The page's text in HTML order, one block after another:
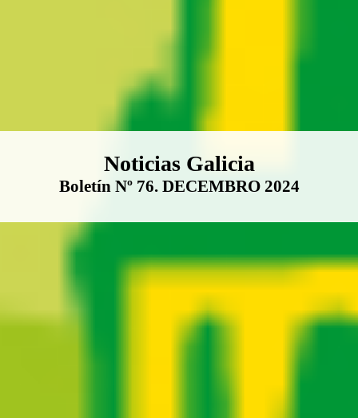
Boletín Noticias Galicia
Noticias Galicia
Boletín Nº 76. DECEMBRO 2024